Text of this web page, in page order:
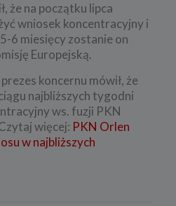
że na początku lipca
wniosek koncentracyjny i
6 miesięcy zostanie on
Europejską.
koncernu mówił, że
najbliższych tygodni
ws. fuzji PKN
więcej: PKN Orlen
w najbliższych